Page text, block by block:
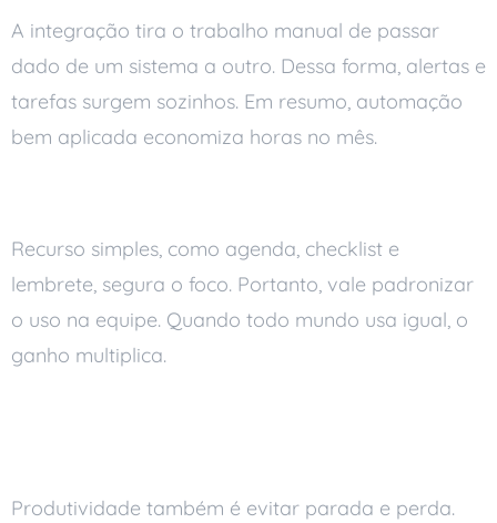
A integração tira o trabalho manual de passar
dado de um sistema a outro. Dessa forma, alertas e
tarefas surgem sozinhos. Em resumo, automação
bem aplicada economiza horas no mês.
Recurso simples, como agenda, checklist e
lembrete, segura o foco. Portanto, vale padronizar
o uso na equipe. Quando todo mundo usa igual, o
ganho multiplica.
Produtividade também é evitar parada e perda.